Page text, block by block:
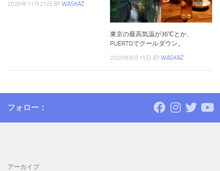
2025年11月21日 BY WASKAZ
東京の最高気温が36℃とか、
PUERTOでクールダウン。
2020年8月15日 BY WASKAZ
フォロー：
アーカイブ